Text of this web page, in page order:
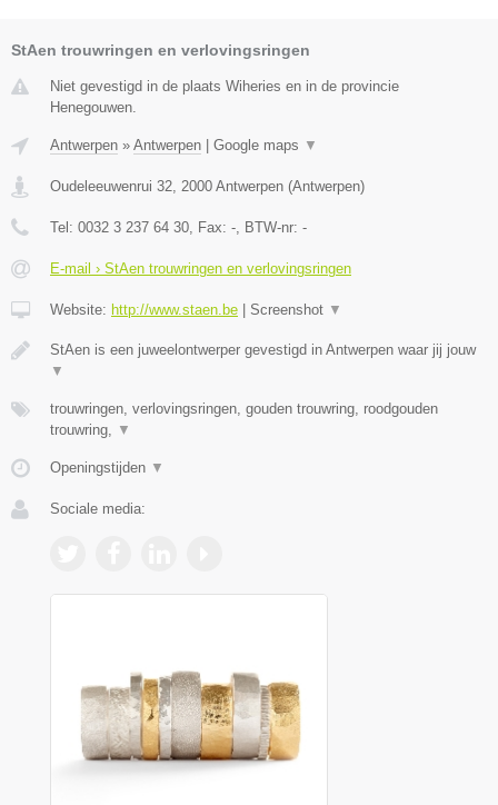
StAen trouwringen en verlovingsringen
Niet gevestigd in de plaats Wiheries en in de provincie
Henegouwen.
Antwerpen » Antwerpen Google maps ▼
Oudeleeuwenrui 32, 2000 Antwerpen (Antwerpen)
Tel: 0032 3 237 64 30, Fax: -, BTW-nr: -
E-mail › StAen trouwringen en verlovingsringen
Website: http://www.staen.be Screenshot ▼
StAen is een juweelontwerper gevestigd in Antwerpen waar jij jouw
▼
trouwringen, verlovingsringen, gouden trouwring, roodgouden
trouwring, ▼
Openingstijden ▼
Sociale media: